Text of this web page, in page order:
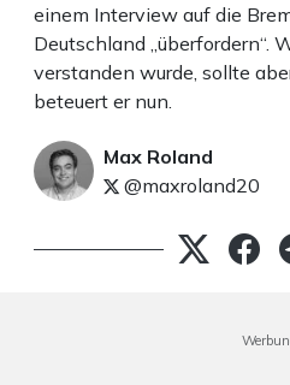
einem Interview auf die
Deutschland „überfordern“.
verstanden wurde, sollte
beteuert er nun.
Max Roland
@maxroland20